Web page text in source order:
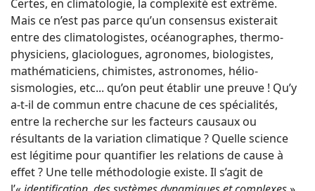
Certes, en climatologie, la complexité est extrême.
Mais ce n’est pas parce qu’un consensus existerait
entre des climatologistes, océanographes, thermo-
physiciens, glaciologues, agronomes, biologistes,
mathématiciens, chimistes, astronomes, hélio-
sismologies, etc... qu’on peut établir une preuve ! Qu’y
a-t-il de commun entre chacune de ces spécialités,
entre la recherche sur les facteurs causaux ou
résultants de la variation climatique ? Quelle science
est légitime pour quantifier les relations de cause à
effet ? Une telle méthodologie existe. Il s’agit de